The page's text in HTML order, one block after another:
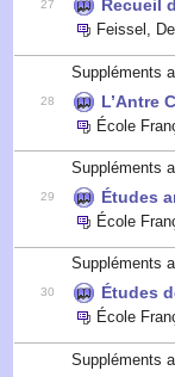
27 Recueil
Feissel,
Suppléments
28 L’Antre
École
Suppléments
29 Études
École
Suppléments
30 Études
École
Suppléments